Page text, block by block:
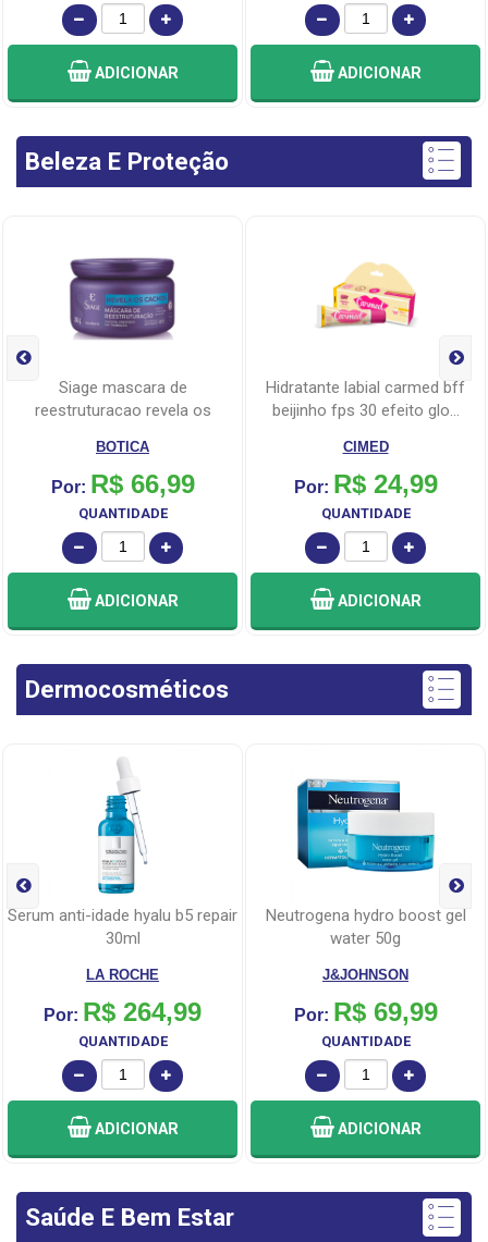
ADICIONAR ADICIONAR
Beleza E Proteção
siage mascara de
reestruturacao revela os
BOTICA
Por: R$ 66,99
QUANTIDADE
ADICIONAR
hidratante labial carmed bff
beijinho fps 30 efeito glo...
CIMED
Por: R$ 24,99
QUANTIDADE
ADICIONAR
Dermocosméticos
serum anti-idade hyalu b5 repair
30ml
LA ROCHE
Por: R$ 264,99
QUANTIDADE
ADICIONAR
neutrogena hydro boost gel
water 50g
J&JOHNSON
Por: R$ 69,99
QUANTIDADE
ADICIONAR
Saúde E Bem Estar